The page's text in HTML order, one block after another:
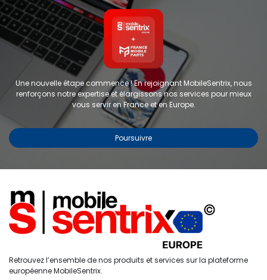
Étiquettes
Accueil Recherche
0
Compte
Une nouvelle étape commence ! En rejoignant MobileSentrix, nous
renforçons notre expertise et élargissons nos services pour mieux
vous servir en France et en Europe.
Poursuivre
Retrouvez l’ensemble de nos produits et services sur la plateforme
européenne MobileSentrix.
Copyright © 2024 FMP-France. Tous droits réservés